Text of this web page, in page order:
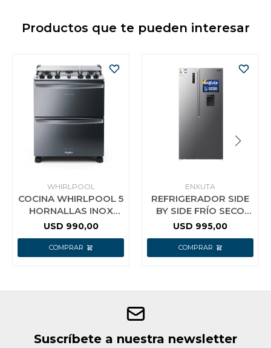
Productos que te pueden interesar
WHIRLPOOL
COCINA WHIRLPOOL 5
HORNALLAS INOX
ENCENDIDO LUZ
USD 990,00
ENXUTA
REFRIGERADOR SIDE
BY SIDE FRÍO SECO
INVERTER 529 LITROS
ENXUTA
USD 995,00
Suscríbete a nuestra newsletter